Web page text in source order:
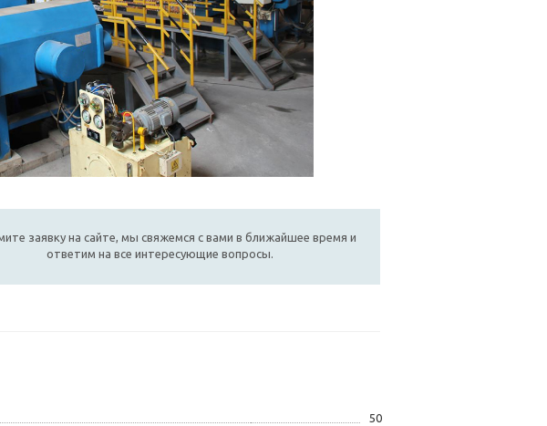
заявку на сайте, мы свяжемся с вами в ближайшее время и
ответим на все интересующие вопросы.
50